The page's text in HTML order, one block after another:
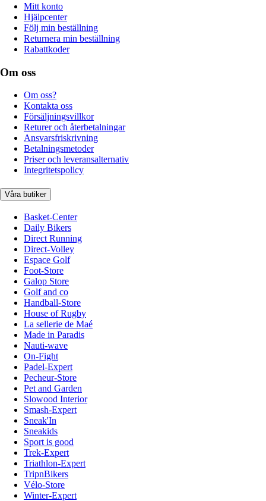
Mitt konto
Hjälpcenter
Följ min beställning
Returnera min beställning
Rabattkoder
Om oss
Om oss?
Kontakta oss
Försäljningsvillkor
Returer och återbetalningar
Ansvarsfriskrivning
Betalningsmetoder
Priser och leveransalternativ
Integritetspolicy
Våra butiker
Basket-Center
Daily Bikers
Direct Running
Direct-Volley
Espace Golf
Foot-Store
Galop Store
Golf and co
Handball-Store
House of Rugby
La sellerie de Maé
Made in Paradis
Nauti-wave
On-Fight
Padel-Expert
Pecheur-Store
Pet and Garden
Slowood Interior
Smash-Expert
Sneak'In
Sneakids
Sport is good
Trek-Expert
Triathlon-Expert
TripnBikers
Vélo-Store
Winter-Expert